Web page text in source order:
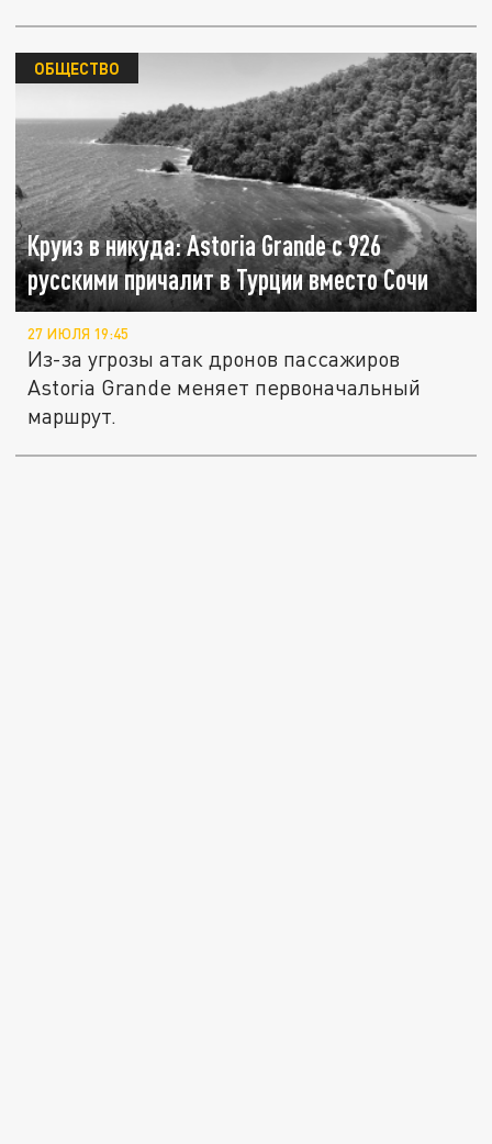
Круиз в никуда: Astoria Grande с 926
русскими причалит в Турции вместо Сочи
ОБЩЕСТВО
27 ИЮЛЯ 19:45
Из-за угрозы атак дронов пассажиров
Astoria Grande меняет первоначальный
маршрут.